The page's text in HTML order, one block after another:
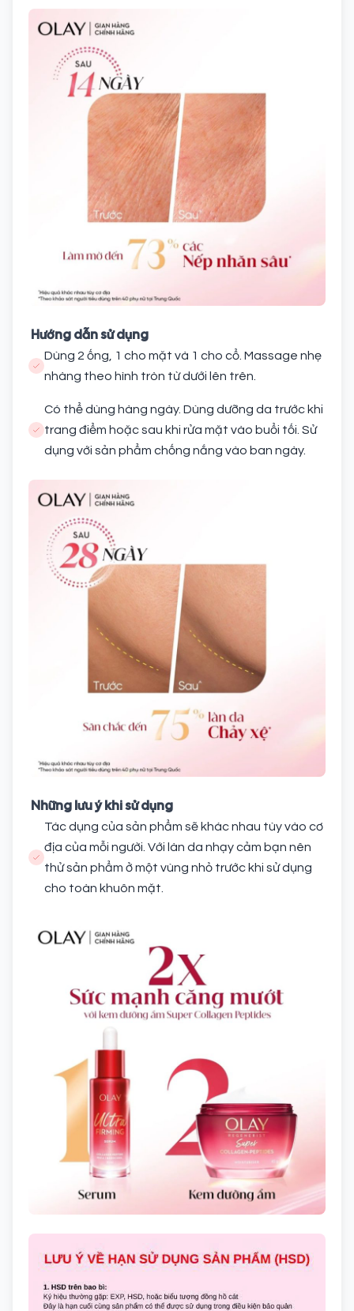
Hướng dẫn sử dụng
Dùng 2 ống, 1 cho mặt và 1 cho cổ. Massage nhẹ
nhàng theo hình tròn từ dưới lên trên.
Có thể dùng hàng ngày. Dùng dưỡng da trước khi
trang điểm hoặc sau khi rửa mặt vào buổi tối. Sử
dụng với sản phẩm chống nắng vào ban ngày.
Những lưu ý khi sử dụng
Tác dụng của sản phẩm sẽ khác nhau tùy vào cơ
địa của mỗi người. Với làn da nhạy cảm bạn nên
thử sản phẩm ở một vùng nhỏ trước khi sử dụng
cho toàn khuôn mặt.